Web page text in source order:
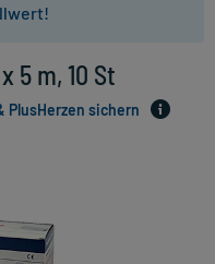
5 m, 10 St
PlusHerzen sichern